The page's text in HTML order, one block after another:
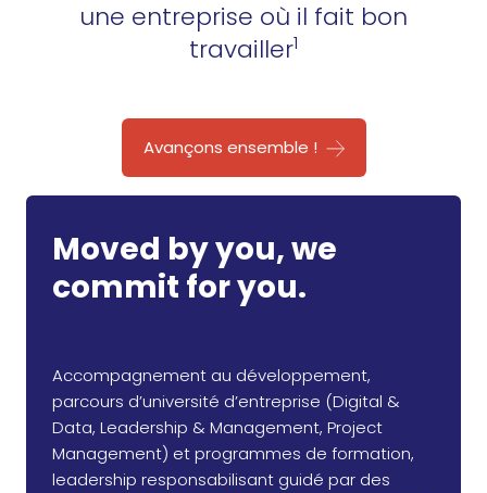
une entreprise où il fait bon
travailler1
Avançons ensemble !
Moved by you, we
commit for you.
Accompagnement au développement,
parcours d’université d’entreprise (Digital &
Data, Leadership & Management, Project
Management) et programmes de formation,
leadership responsabilisant guidé par des